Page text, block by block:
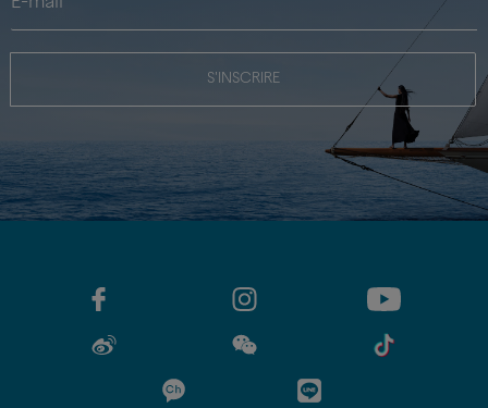
S'INSCRIRE